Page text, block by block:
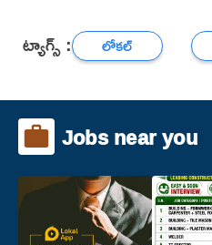
ట్యాగ్స్ : లోకల్
Jobs near you